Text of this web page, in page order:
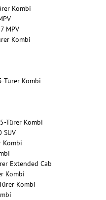
Kombi
MPV
Kombi
Türer Kombi
Türer Kombi
SUV
Kombi
Extended Cab
Kombi
Kombi